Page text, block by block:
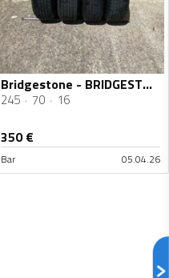
Bridgestone - BRIDGESTONE DUELER H/T 840 - Univerzalna guma
245 70 16
350€
Bar 05.04.26